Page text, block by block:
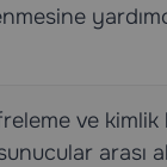
ve kimlik
arası